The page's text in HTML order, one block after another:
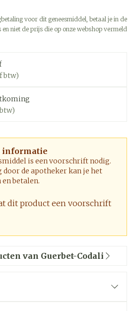
voor dit geneesmiddel, betaal je in de
niet de prijs die op onze webshop vermeld
btw)
is een voorschrift nodig.
door de apotheker kan je het
betalen.
dit product een voorschrift
van Guerbet-Codali